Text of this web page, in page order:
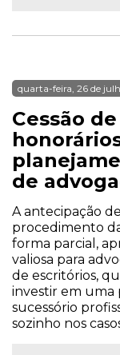
quarta-feira, 26 de
Cessão
de
A antecipação
procedimento
forma parcial,
valiosa para
de escritórios,
investir em uma
sucessório
sozinho nos